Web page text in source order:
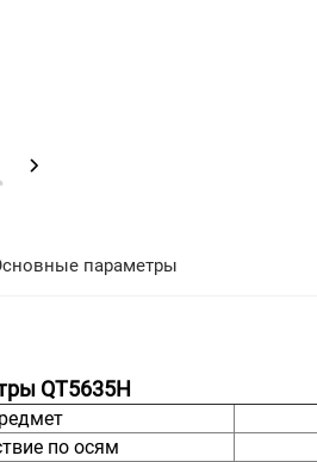
параметры
QT5635H
по осям